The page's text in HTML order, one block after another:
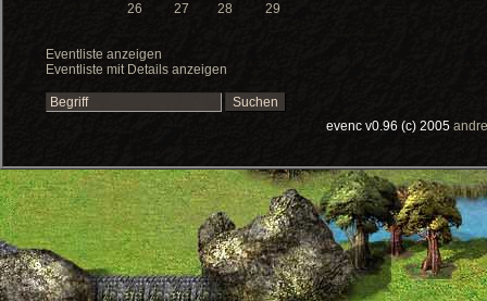
26
27 28 29
Eventliste anzeigen
Eventliste mit Details anzeigen
evenc v0.96 (c) 2005